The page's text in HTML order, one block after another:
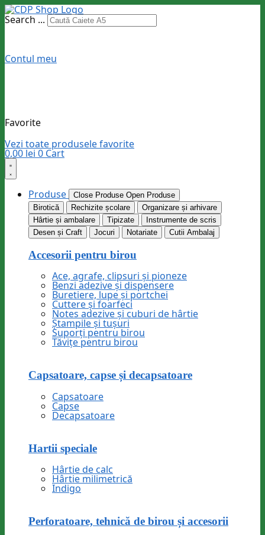
Search ...
Contul meu
Favorite
Vezi toate produsele favorite
0,00 lei 0 Cart
Produse Close Produse Open Produse
Birotică
Rechizite școlare
Organizare și arhivare
Hârtie și ambalare
Tipizate
Instrumente de scris
Desen și Craft
Jocuri Notariate Cutii Ambalaj
Accesorii pentru birou
Ace, agrafe, clipsuri și pioneze
Benzi adezive și dispensere
Buretiere, lupe și portchei
Cuttere și foarfeci
Notes adezive și cuburi de hârtie
Ștampile și tușuri
Suporți pentru birou
Tăvițe pentru birou
Capsatoare, capse și decapsatoare
Capsatoare
Capse
Decapsatoare
Hartii speciale
Hârtie de calc
Hârtie milimetrică
Indigo
Perforatoare, tehnică de birou și accesorii